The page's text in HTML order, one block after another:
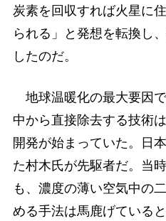
炭素を回収すれば火星に
られる」と発想を転換し
したのだ。
地球温暖化の最大要因
中から直接除去する技術
開発が始まっていた。日
た村木氏が先駆者だ。当
も、濃度の薄い空気中の
める手法は馬鹿げている